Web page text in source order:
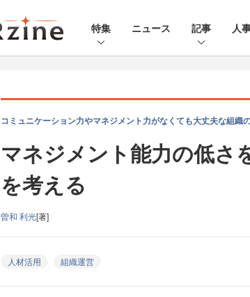
特集 ニュース 記事 人
コミュニケーション力やマネジメント力がなくても大丈夫な組織
マネジメント能力の低さ
を考える
曽和 利光[著]
人材活用 組織運営